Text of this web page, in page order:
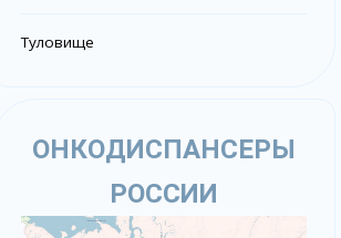
Туловище
ОНКОДИСПАНСЕРЫ
РОССИИ